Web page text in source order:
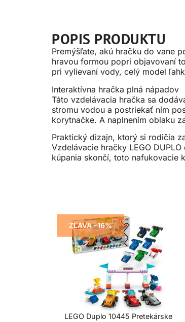
POPIS PRODUKTU
Premýšľate, akú hračku do vane
hravou formou popri objavovaní
pri vylievaní vody, celý model
Interaktívna hračka plná nápadov
Táto vzdelávacia hračka sa
stromu vodou a postriekať ním
korytnačke. A naplnením oblaku
Praktický dizajn, ktorý si rodičia
Vzdelávacie hračky LEGO
kúpania skončí, toto nafukovacie
ZĽAVA -16%
LEGO Duplo 10445 Pretekárske